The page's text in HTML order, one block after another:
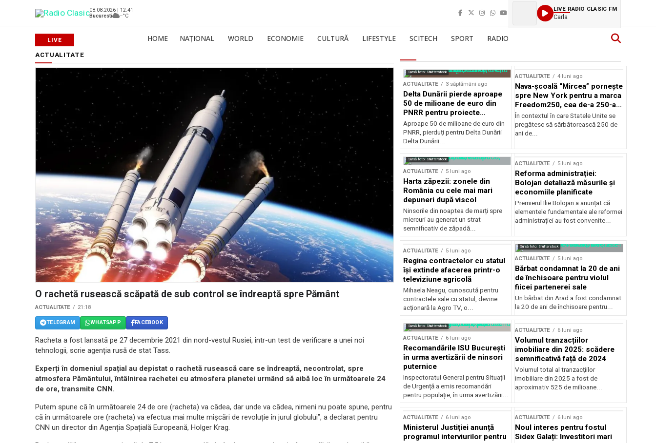
08.08.2026 | 12:41
Bucuresti
--°C
LIVE RADIO CLASIC FM
Carla
HOME NAȚIONAL WORLD ECONOMIE CULTURĂ LIFESTYLE SCITECH SPORT RADIO
ACTUALITATE
O rachetă rusească scăpată de sub control se îndreaptă spre Pământ
ACTUALITATE 21:18
TELEGRAM WHATSAPP FACEBOOK
Racheta a fost lansată pe 27 decembrie 2021 din nord-vestul Rusiei, într-un test de verificare a unei noi
tehnologii, scrie agenția rusă de stat Tass.
Experți în domeniul spațial au depistat o rachetă rusească care se îndreaptă, necontrolat, spre
atmosfera Pământului, întâlnirea rachetei cu atmosfera planetei urmând să aibă loc în următoarele 24
de ore, transmite CNN.
Putem spune că în următoarele 24 de ore (racheta) va cădea, dar unde va cădea, nimeni nu poate spune, pentru
că în următoarele ore (racheta) va efectua mai multe mișcări de revoluție în jurul globului”, a declarat pentru
CNN un director din Agenția Spațială Europeană, Holger Krag.
Sursă foto: Shutterstock
ACTUALITATE 3 săptămâni ago
Delta Dunării pierde aproape
50 de milioane de euro din
PNRR pentru proiecte
esențiale
Aproape 50 de milioane de euro din
PNRR, pierduți pentru Delta Dunării
Delta Dunării...
ACTUALITATE 4 luni ago
Nava-școală “Mircea” pornește
spre New York pentru a marca
Freedom250, cea de-a 250-a
aniversare a Statelor Unite
În contextul în care Statele Unite se
pregătesc să sărbătorească 250 de
ani de...
Sursă foto: Shutterstock
ACTUALITATE 5 luni ago
Harta zăpezii: zonele din
România cu cele mai mari
depuneri după viscol
Ninsorile din noaptea de marți spre
miercuri au generat un strat
semnificativ de zăpadă...
ACTUALITATE 5 luni ago
Reforma administrației:
Bolojan detaliază măsurile și
economiile planificate
Premierul Ilie Bolojan a anunțat că
elementele fundamentale ale reformei
administrației au fost convenite...
ACTUALITATE 5 luni ago
Regina contractelor cu statul
își extinde afacerea printr-o
televiziune agricolă
Mihaela Neagu, cunoscută pentru
contractele sale cu statul, devine
acționară la Agro TV, o...
Sursă foto: Shutterstock
ACTUALITATE 5 luni ago
Bărbat condamnat la 20 de ani
de închisoare pentru violul
fiicei partenerei sale
Un bărbat din Arad a fost condamnat
la 20 de ani de închisoare pentru...
Sursă foto: Shutterstock
ACTUALITATE 6 luni ago
Recomandările ISU București
în urma avertizării de ninsori
puternice
Inspectoratul General pentru Situații
de Urgență a emis recomandări
pentru populație, în urma avertizării...
ACTUALITATE 6 luni ago
Volumul tranzacțiilor
imobiliare din 2025: scădere
semnificativă față de 2024
Volumul total al tranzacțiilor
imobiliare din 2025 a fost de
aproximativ 525 de milioane...
ACTUALITATE 6 luni ago
Ministerul Justiției anunță
programul interviurilor pentru
ACTUALITATE 6 luni ago
Noul interes pentru fostul
Sidex Galați: Investitori mari